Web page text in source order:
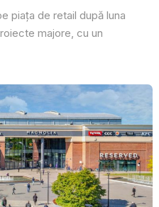
piața de retail după luna
majore, cu un